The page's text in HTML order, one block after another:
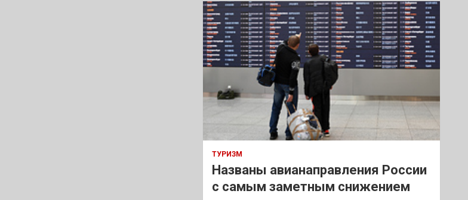
к
ТУРИЗМ
Названы авианаправления России
с самым заметным снижением